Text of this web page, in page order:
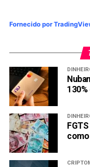
Fornecido por